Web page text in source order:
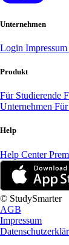
Unternehmen
Login Impressum
Produkt
Für Studierende
Unternehmen
Help
Help Center
© StudySmarter
AGB
Impressum